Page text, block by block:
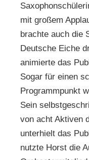
mit großem
brachte auch die
Deutsche Eiche
animierte das
Sogar für einen
Programmpunkt
Sein
von acht Aktiven
unterhielt das
nutzte Horst die